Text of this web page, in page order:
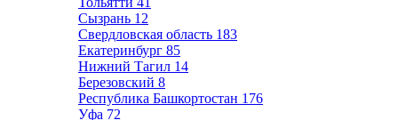
Сызрань 12
Свердловская область 183
Екатеринбург 85
Нижний Тагил 14
Березовский 8
Республика Башкортостан 176
Уфа 72